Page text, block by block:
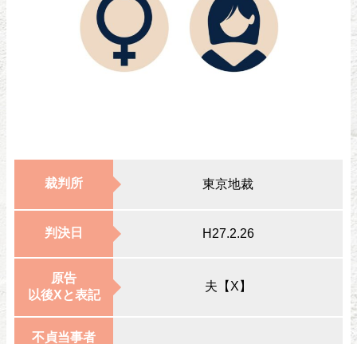
裁判所 東京地裁
判決日 H27.2.26
原告
以後Xと表記
夫【X】
不貞当事者